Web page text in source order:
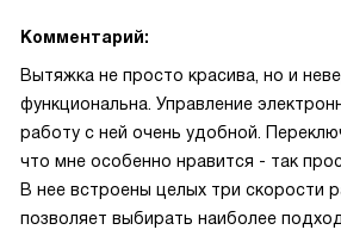
Комментарий:
Вытяжка не просто красива, но и
функциональна. Управление
работу с ней очень удобной.
что мне особенно нравится - так
В нее встроены целых три скорости
позволяет выбирать наиболее